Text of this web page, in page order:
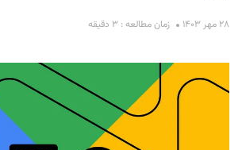
۲۸ مهر ۱۴۰۳ زمان مطالعه : ۳ دقیقه